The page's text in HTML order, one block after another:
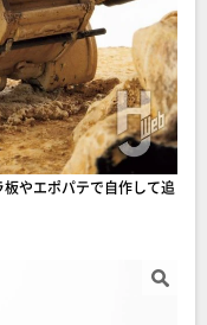
やエポパテで自作して追